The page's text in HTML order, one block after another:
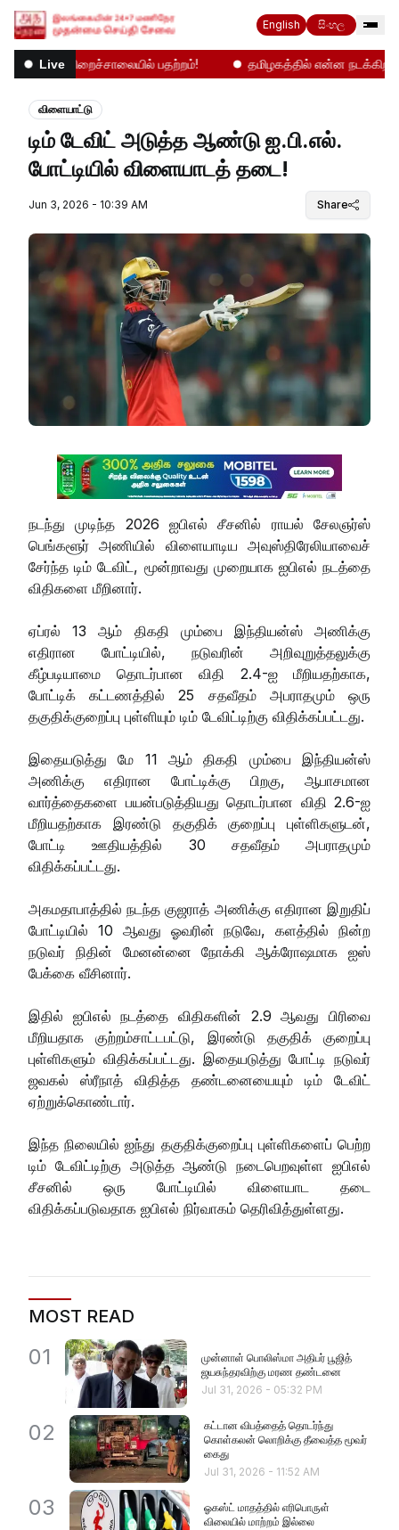
English සිංහල
Live
மஹர சிறைச்சாலையில் பதற்றம்! தமிழகத்தில் என்ன நடக்கிறது!
விளையாட்டு
டிம் டேவிட் அடுத்த ஆண்டு ஐ.பி.எல்.
போட்டியில் விளையாடத் தடை!
Jun 3, 2026 - 10:39 AM Share
நடந்து முடிந்த 2026 ஐபிஎல் சீசனில் ராயல் சேலஞர்ஸ்
பெங்களூர் அணியில் விளையாடிய அவுஸ்திரேலியாவைச்
சேர்ந்த டிம் டேவிட், மூன்றாவது முறையாக ஐபிஎல் நடத்தை
விதிகளை மீறினார்.
ஏப்ரல் 13 ஆம் திகதி மும்பை இந்தியன்ஸ் அணிக்கு
எதிரான போட்டியில், நடுவரின் அறிவுறுத்தலுக்கு
கீழ்படியாமை தொடர்பான விதி 2.4-ஐ மீறியதற்காக,
போட்டிக் கட்டணத்தில் 25 சதவீதம் அபராதமும் ஒரு
தகுதிக்குறைப்பு புள்ளியும் டிம் டேவிட்டிற்கு விதிக்கப்பட்டது.
இதையடுத்து மே 11 ஆம் திகதி மும்பை இந்தியன்ஸ்
அணிக்கு எதிரான போட்டிக்கு பிறகு, ஆபாசமான
வார்த்தைகளை பயன்படுத்தியது தொடர்பான விதி 2.6-ஐ
மீறியதற்காக இரண்டு தகுதிக் குறைப்பு புள்ளிகளுடன்,
போட்டி ஊதியத்தில் 30 சதவீதம் அபராதமும்
விதிக்கப்பட்டது.
அகமதாபாத்தில் நடந்த குஜராத் அணிக்கு எதிரான இறுதிப்
போட்டியில் 10 ஆவது ஓவரின் நடுவே, களத்தில் நின்ற
நடுவர் நிதின் மேனன்னை நோக்கி ஆக்ரோஷமாக ஐஸ்
பேக்கை வீசினார்.
இதில் ஐபிஎல் நடத்தை விதிகளின் 2.9 ஆவது பிரிவை
மீறியதாக குற்றம்சாட்டபட்டு, இரண்டு தகுதிக் குறைப்பு
புள்ளிகளும் விதிக்கப்பட்டது. இதையடுத்து போட்டி நடுவர்
ஜவகல் ஸ்ரீநாத் விதித்த தண்டனையையும் டிம் டேவிட்
ஏற்றுக்கொண்டார்.
இந்த நிலையில் ஐந்து தகுதிக்குறைப்பு புள்ளிகளைப் பெற்ற
டிம் டேவிட்டிற்கு அடுத்த ஆண்டு நடைபெறவுள்ள ஐபிஎல்
சீசனில் ஒரு போட்டியில் விளையாட தடை
விதிக்கப்படுவதாக ஐபிஎல் நிர்வாகம் தெரிவித்துள்ளது.
MOST READ
01
முன்னாள் பொலிஸ்மா அதிபர் பூஜித்
ஜயசுந்தரவிற்கு மரண தண்டனை
Jul 31, 2026 - 05:32 PM
02
கட்டான விபத்தைத் தொடர்ந்து
கொள்கலன் லொறிக்கு தீவைத்த மூவர்
கைது
Jul 31, 2026 - 11:52 AM
03
ஓகஸ்ட் மாதத்தில் எரிபொருள்
விலையில் மாற்றம் இல்லை